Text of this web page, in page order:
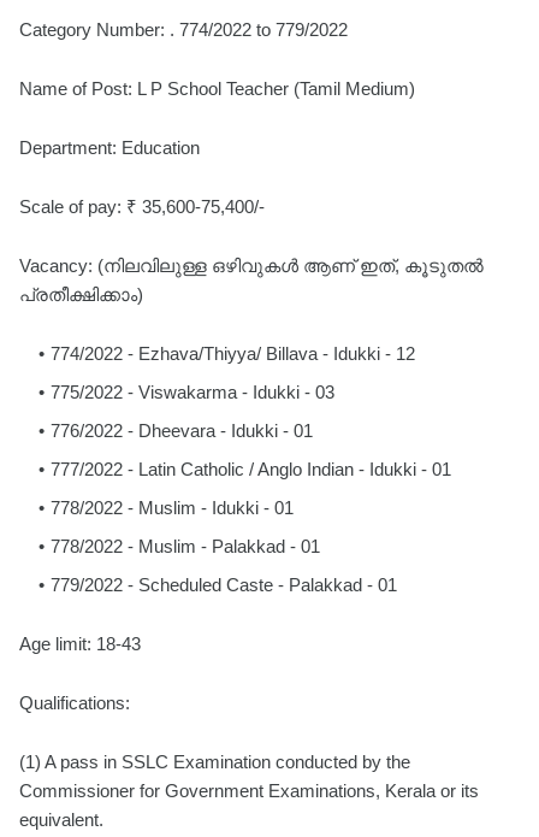
Category Number: . 774/2022 to 779/2022
Name of Post: L P School Teacher (Tamil Medium)
Department: Education
Scale of pay: ₹ 35,600-75,400/-
Vacancy: (നിലവിലുള്ള ഒഴിവുകൾ ആണ് ഇത്, കൂടുതൽ
പ്രതീക്ഷിക്കാം)
774/2022 - Ezhava/Thiyya/ Billava - Idukki - 12
775/2022 - Viswakarma - Idukki - 03
776/2022 - Dheevara - Idukki - 01
777/2022 - Latin Catholic / Anglo Indian - Idukki - 01
778/2022 - Muslim - Idukki - 01
778/2022 - Muslim - Palakkad - 01
779/2022 - Scheduled Caste - Palakkad - 01
Age limit: 18-43
Qualifications:
(1) A pass in SSLC Examination conducted by the
Commissioner for Government Examinations, Kerala or its
equivalent.